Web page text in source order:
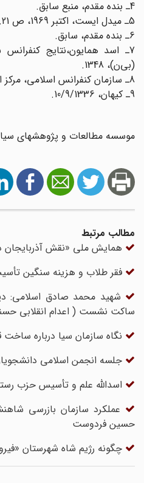
7ـ اسد همایون،‌نتایج کنفرانس
(بی‌ن)، 1348.
موسسه مطالعات و پژوهشهای
مطالب مرتبط
همایش ملی «نقش آذربایجان در
فقر طلاب و هزینه سنگین تأسیس
شهید محمد صادق اسلامی:
ساکت نشست ( اعدام انقلابی
نگاه سازمان سیا درباره ساخت
جلسه انجمن اسلامی دانشجویان
اسدالله علم و تأسیس حزب
عملکرد سازمان بازرسی
حسین فردوست
چگونه رژیم شاه شهرستان